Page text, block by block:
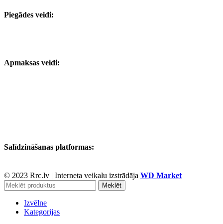
Piegādes veidi:
Apmaksas veidi:
Salīdzināšanas platformas:
© 2023 Rrc.lv | Interneta veikalu izstrādāja WD Market
Meklēt
Izvēlne
Kategorijas